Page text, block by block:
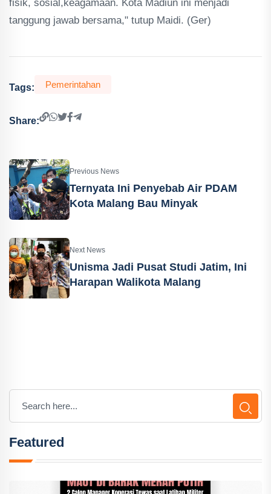
fisik, sosial,keagamaan. Kota Madiun ini menjadi
tanggung jawab bersama," tutup Maidi. (Ger)
Tags: Pemerintahan
Share:
Previous News
Ternyata Ini Penyebab Air PDAM
Kota Malang Bau Minyak
Next News
Unisma Jadi Pusat Studi Jatim, Ini
Harapan Walikota Malang
Featured